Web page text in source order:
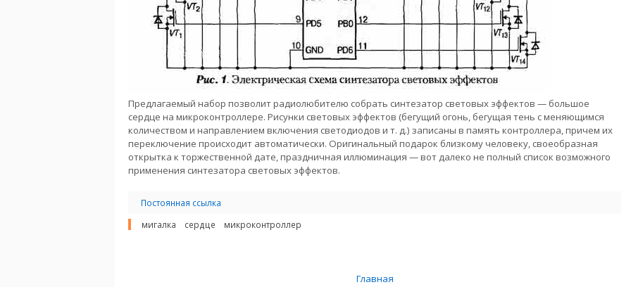
Предлагаемый набор позволит радиолюбителю собрать синтезатор световых эффектов — большое
сердце на микроконтроллере. Рисунки световых эффектов (бегущий огонь, бегущая тень с меняющимся
количеством и направлением включения светодиодов и т. д.) записаны в память контроллера, причем их
переключение происходит автоматически. Оригинальный подарок близкому человеку, своеобразная
открытка к торжественной дате, праздничная иллюминация — вот далеко не полный список возможного
применения синтезатора световых эффектов.
Постоянная ссылка
мигалка
сердце микроконтроллер
Главная